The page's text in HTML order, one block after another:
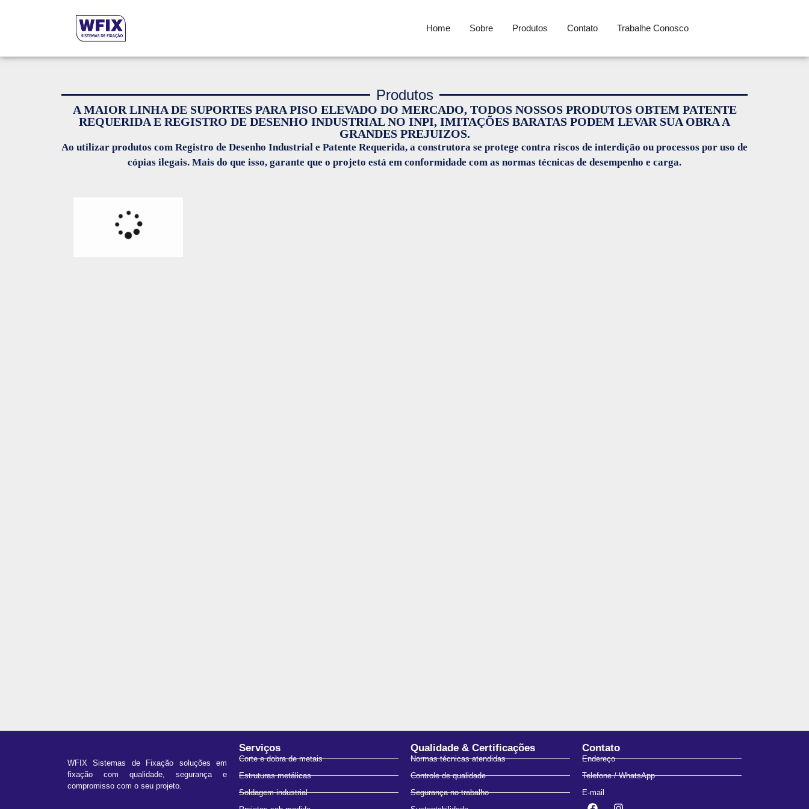
Home Sobre Produtos Contato Trabalhe Conosco
Produtos
A MAIOR LINHA DE SUPORTES PARA PISO ELEVADO DO MERCADO, TODOS NOSSOS PRODUTOS OBTEM PATENTE
REQUERIDA E REGISTRO DE DESENHO INDUSTRIAL NO INPI, IMITAÇÕES BARATAS PODEM LEVAR SUA OBRA A
GRANDES PREJUIZOS.
Ao utilizar produtos com Registro de Desenho Industrial e Patente Requerida, a construtora se protege contra riscos de interdição ou processos por uso de
cópias ilegais. Mais do que isso, garante que o projeto está em conformidade com as normas técnicas de desempenho e carga.
WFIX Sistemas de Fixação soluções em
fixação com qualidade, segurança e
compromisso com o seu projeto.
Serviços
Corte e dobra de metais
Estruturas metálicas
Soldagem industrial
Qualidade & Certificações
Normas técnicas atendidas
Controle de qualidade
Segurança no trabalho
Contato
Endereço
Telefone / WhatsApp
E-mail